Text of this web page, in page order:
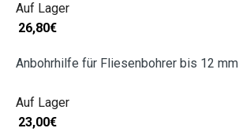
Auf Lager
26,80€
Anbohrhilfe für Fliesenbohrer bis 12 mm
Auf Lager
23,00€